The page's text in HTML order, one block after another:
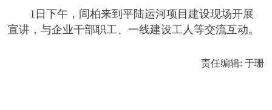
1日下午，訚柏来到平陆运河项目建设现场开展
宣讲，与企业干部职工、一线建设工人等交流互动。
责任编辑: 于珊